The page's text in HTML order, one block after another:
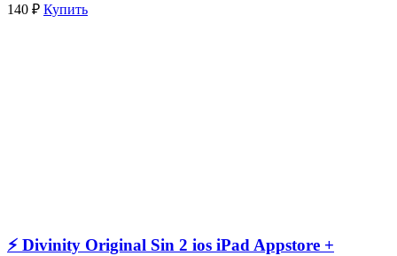
140 ₽ Купить
⚡️ Divinity Original Sin 2 ios iPad Appstore +